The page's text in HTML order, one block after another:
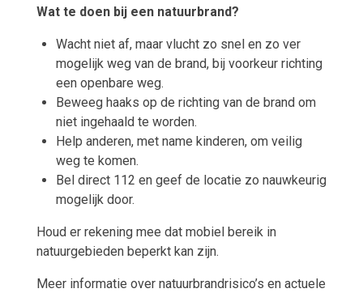
Wat te doen bij een natuurbrand?
Wacht niet af, maar vlucht zo snel en zo ver
mogelijk weg van de brand, bij voorkeur richting
een openbare weg.
Beweeg haaks op de richting van de brand om
niet ingehaald te worden.
Help anderen, met name kinderen, om veilig
weg te komen.
Bel direct 112 en geef de locatie zo nauwkeurig
mogelijk door.
Houd er rekening mee dat mobiel bereik in
natuurgebieden beperkt kan zijn.
Meer informatie over natuurbrandrisico’s en actuele